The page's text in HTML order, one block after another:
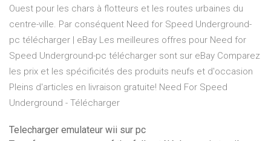
Ouest pour les chars à flotteurs et les routes urbaines du
centre-ville. Par conséquent Need for Speed Underground-
pc télécharger | eBay Les meilleures offres pour Need for
Speed Underground-pc télécharger sont sur eBay Comparez
les prix et les spécificités des produits neufs et d'occasion
Pleins d'articles en livraison gratuite! Need For Speed
Underground - Télécharger
Telecharger emulateur wii sur pc